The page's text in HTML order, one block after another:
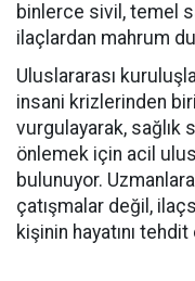
binlerce sivil, temel
ilaçlardan mahrum
Uluslararası
insani krizlerinden
vurgulayarak,
önlemek için acil
bulunuyor.
çatışmalar değil,
kişinin hayatını